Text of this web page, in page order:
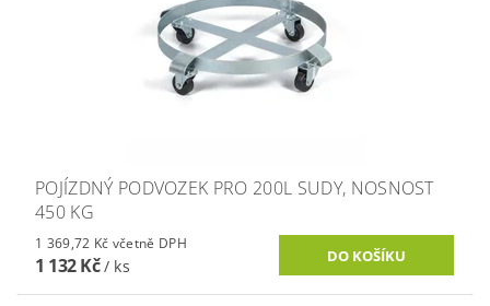
POJÍZDNÝ PODVOZEK PRO 200L SUDY, NOSNOST
450 KG
1 369,72 Kč včetně DPH
1 132 Kč/ ks